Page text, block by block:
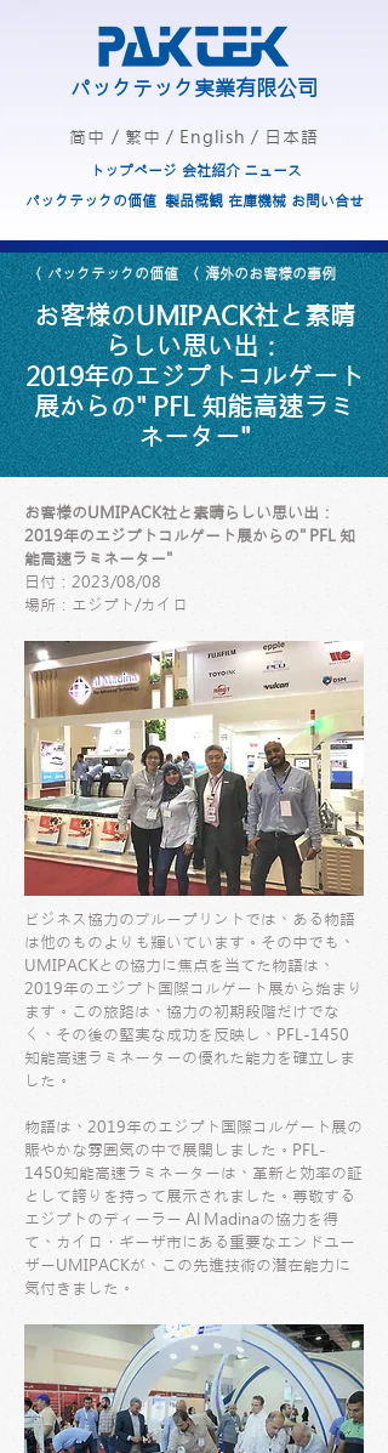
パックテック実業有限公司
简中 / 繁中 / English / 日本語
トップページ 会社紹介 ニュース
パックテックの価値 製品概観 在庫機械 お問い合せ
〈 パックテックの価値 〈 海外のお客様の事例
お客様のUMIPACK社と素晴
らしい思い出：
2019年のエジプトコルゲート
展からの" PFL 知能高速ラミ
ネーター"
お客様のUMIPACK社と素晴らしい思い出：
2019年のエジプトコルゲート展からの" PFL 知
能高速ラミネーター"
日付：2023/08/08
場所：エジプト/カイロ
ビジネス協力のブループリントでは、ある物語
は他のものよりも輝いています。その中でも、
UMIPACKとの協力に焦点を当てた物語は、
2019年のエジプト国際コルゲート展から始まり
ます。この旅路は、協力の初期段階だけでな
く、その後の堅実な成功を反映し、PFL-1450
知能高速ラミネーターの優れた能力を確立しま
した。
物語は、2019年のエジプト国際コルゲート展の
賑やかな雰囲気の中で展開しました。PFL-
1450知能高速ラミネーターは、革新と効率の証
として誇りを持って展示されました。尊敬する
エジプトのディーラー Al Madinaの協力を得
て、カイロ・ギーザ市にある重要なエンドユー
ザーUMIPACKが、この先進技術の潜在能力に
気付きました。